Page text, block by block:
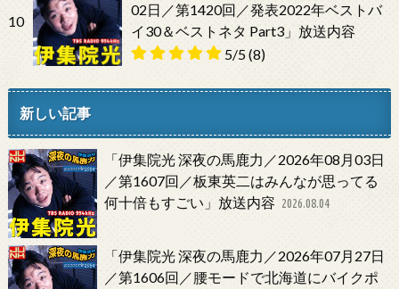
10
02日／第1420回／発表2022年ベストバ
イ30＆ベストネタ Part3」放送内容
5/5(8)
新しい記事
「伊集院光 深夜の馬鹿力／2026年08月03日
／第1607回／板東英二はみんなが思ってる
何十倍もすごい」放送内容 2026.08.04
「伊集院光 深夜の馬鹿力／2026年07月27日
／第1606回／腰モードで北海道にバイクポ